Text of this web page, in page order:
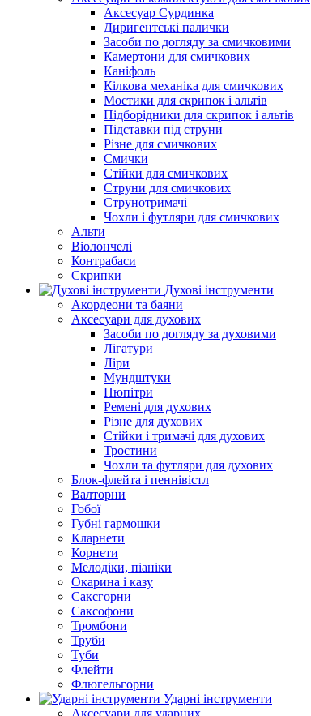
Аксесуар Сурдинка
Диригентські палички
Засоби по догляду за смичковими
Камертони для смичкових
Каніфоль
Кілкова механіка для смичкових
Мостики для скрипок і альтів
Підборiдники для скрипок і альтів
Підставки під струни
Різне для смичкових
Смички
Стійки для смичкових
Струни для смичкових
Струнотримачі
Чохли і футляри для смичкових
Альти
Віолончелі
Контрабаси
Скрипки
Духові інструменти
Акордеони та баяни
Аксесуари для духових
Засоби по догляду за духовими
Лігатури
Ліри
Мундштуки
Пюпітри
Ремені для духових
Різне для духових
Стійки і тримачі для духових
Тростини
Чохли та футляри для духових
Блок-флейта і пеннівістл
Валторни
Гобої
Губні гармошки
Кларнети
Корнети
Мелодіки, піаніки
Окарина і казу
Саксгорни
Саксофони
Тромбони
Труби
Туби
Флейти
Флюгельгорни
Ударні інструменти
Аксесуари для ударних